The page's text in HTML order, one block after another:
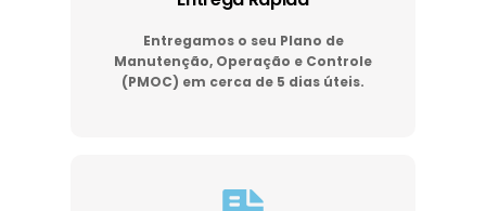
Entregamos o seu Plano de
Manutenção, Operação e Controle
(PMOC) em cerca de 5 dias úteis.